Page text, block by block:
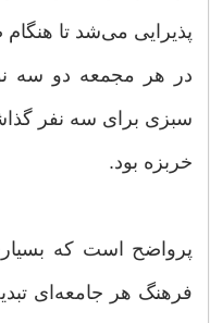
پذیرایى مى‌شد تا
در هر مجمعه دو سه
سبزى براى سه نفر
خربزه بود.
پرواضح است که
فرهنگ هر جامعه‌ای